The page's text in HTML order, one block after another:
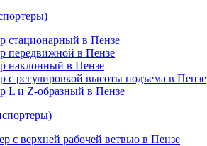
стационарный в Пензе
передвижной в Пензе
наклонный в Пензе
с регулировкой высоты подъема в Пензе
L и Z-образный в Пензе
с верхней рабочей ветвью в Пензе